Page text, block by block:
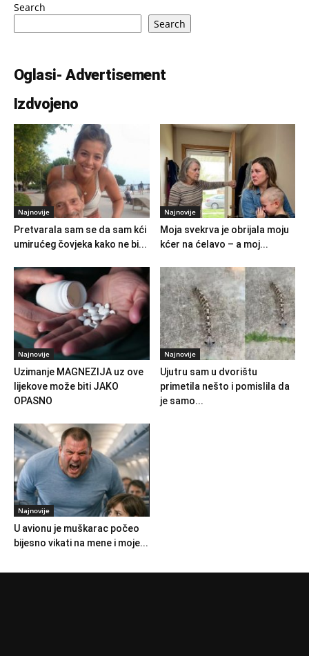
Search
Search
Oglasi- Advertisement
Izdvojeno
Najnovije
Pretvarala sam se da sam kći
umirućeg čovjeka kako ne bi...
Najnovije
Moja svekrva je obrijala moju
kćer na ćelavo – a moj...
Najnovije
Uzimanje MAGNEZIJA uz ove
lijekove može biti JAKO
OPASNO
Najnovije
Ujutru sam u dvorištu
primetila nešto i pomislila da
je samo...
Najnovije
U avionu je muškarac počeo
bijesno vikati na mene i moje...